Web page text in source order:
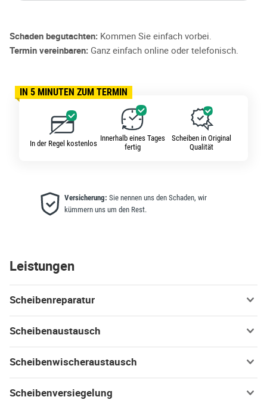
Schaden begutachten: Kommen Sie einfach vorbei.
Termin vereinbaren: Ganz einfach online oder telefonisch.
IN 5 MINUTEN ZUM TERMIN
In der Regel kostenlos
Innerhalb eines Tages
fertig
Scheiben in Original
Qualität
Versicherung: Sie nennen uns den Schaden, wir
kümmern uns um den Rest.
Leistungen
Scheibenreparatur
Scheibenaustausch
Scheibenwischeraustausch
Scheibenversiegelung